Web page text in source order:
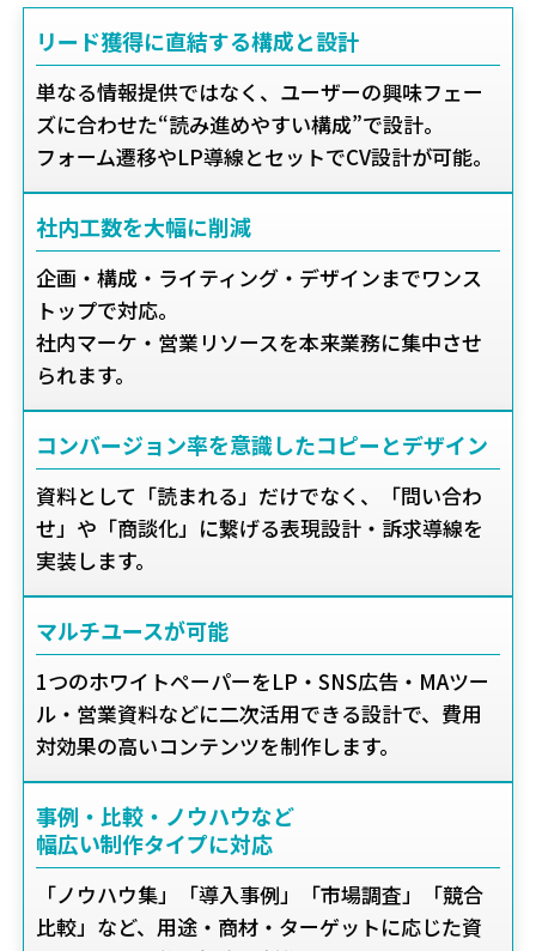
リード獲得に直結する構成と設計
単なる情報提供ではなく、ユーザーの興味フェー
ズに合わせた“読み進めやすい構成”で設計。
フォーム遷移やLP導線とセットでCV設計が可能。
社内工数を大幅に削減
企画・構成・ライティング・デザインまでワンス
トップで対応。
社内マーケ・営業リソースを本来業務に集中させ
られます。
コンバージョン率を意識したコピーとデザイン
資料として「読まれる」だけでなく、「問い合わ
せ」や「商談化」に繋げる表現設計・訴求導線を
実装します。
マルチユースが可能
1つのホワイトペーパーをLP・SNS広告・MAツー
ル・営業資料などに二次活用できる設計で、費用
対効果の高いコンテンツを制作します。
事例・比較・ノウハウなど
幅広い制作タイプに対応
「ノウハウ集」「導入事例」「市場調査」「競合
比較」など、用途・商材・ターゲットに応じた資